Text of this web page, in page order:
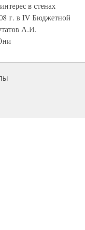
в стенах
г. в IV Бюджетной
А.И.